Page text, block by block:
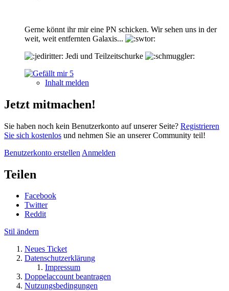
Gerne könnt ihr mir eine PN schicken. Wir sehen uns in der
weit, weit entfernten Galaxis...
Jedi und Teilzeitschurke
5
Inhalt melden
Jetzt mitmachen!
Sie haben noch kein Benutzerkonto auf unserer Seite? Registrieren
Sie sich kostenlos und nehmen Sie an unserer Community teil!
Benutzerkonto erstellen Anmelden
Teilen
Facebook
Twitter
Reddit
Stil ändern
Neues Ticket
Datenschutzerklärung
Impressum
Doppelaccount beantragen
Nutzungsbedingungen